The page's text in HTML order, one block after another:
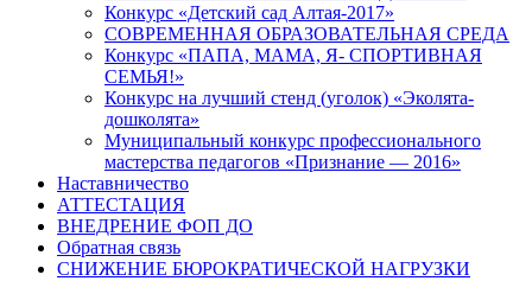
Конкурс «Детский сад Алтая-2017»
СОВРЕМЕННАЯ ОБРАЗОВАТЕЛЬНАЯ СРЕДА
Конкурс «ПАПА, МАМА, Я- СПОРТИВНАЯ
СЕМЬЯ!»
Конкурс на лучший стенд (уголок) «Эколята-
дошколята»
Муниципальный конкурс профессионального
мастерства педагогов «Признание — 2016»
Наставничество
АТТЕСТАЦИЯ
ВНЕДРЕНИЕ ФОП ДО
Обратная связь
СНИЖЕНИЕ БЮРОКРАТИЧЕСКОЙ НАГРУЗКИ